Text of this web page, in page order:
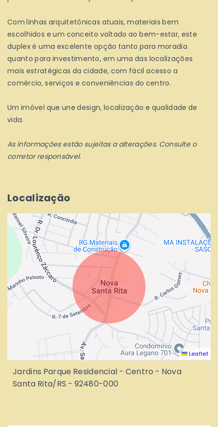
Com linhas arquitetônicas atuais, materiais bem
escolhidos e um conceito voltado ao bem-estar, este
duplex é uma excelente opção tanto para moradia
quanto para investimento, em uma das localizações
mais estratégicas da cidade, com fácil acesso a
comércio, serviços e conveniências do centro.
Um imóvel que une design, localização e qualidade de
vida.
As informações estão sujeitas a alterações. Consulte o
corretor responsável.
Localização
Leaflet
Jardins Parque Residencial - Centro - Nova
Santa Rita/RS - 92480-000